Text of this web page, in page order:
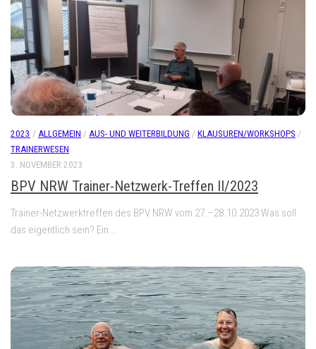
2023 / ALLGEMEIN / AUS- UND WEITERBILDUNG / KLAUSUREN/WORKSHOPS /
TRAINERWESEN
3. NOVEMBER 2023
BPV NRW Trainer-Netzwerk-Treffen II/2023
Trainer-Netzwerktreffen des BPV NRW vom 27.–28.10.2023 Was soll
das eigentlich sein? Ein...